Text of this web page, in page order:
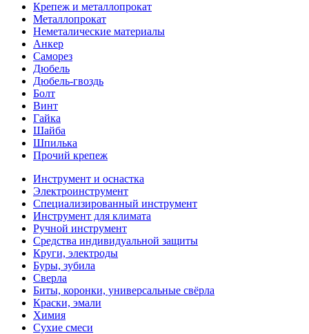
Крепеж и металлопрокат
Металлопрокат
Неметалические материалы
Анкер
Саморез
Дюбель
Дюбель-гвоздь
Болт
Винт
Гайка
Шайба
Шпилька
Прочий крепеж
Инструмент и оснастка
Электроинструмент
Специализированный инструмент
Инструмент для климата
Ручной инструмент
Средства индивидуальной защиты
Круги, электроды
Буры, зубила
Сверла
Биты, коронки, универсальные свёрла
Краски, эмали
Химия
Сухие смеси